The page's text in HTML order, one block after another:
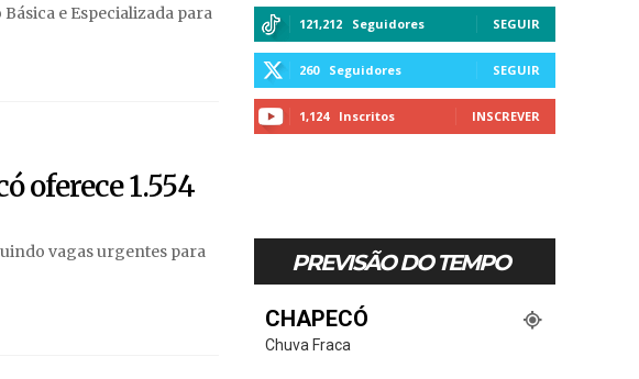
e Especializada para
oferece 1.554
vagas urgentes para
121,212 Seguidores SEGUIR
260 Seguidores SEGUIR
1,124 Inscritos INSCREVER
PREVISÃO DO TEMPO
CHAPECÓ
Chuva Fraca